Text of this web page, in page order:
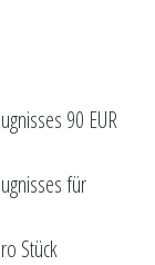
90 EUR
für
Stück